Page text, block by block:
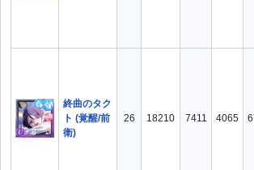
終曲のタク
ト (覚醒/前
衛)
26 18210 7411 4065